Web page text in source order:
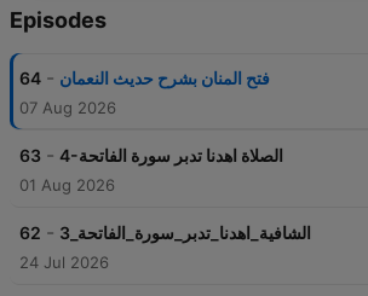
Episodes
64 - فتح المنان بشرح حديث النعمان
07 Aug 2026
63 - 4-الصلاة اهدنا تدبر سورة الفاتحة
01 Aug 2026
62 - 3_الشافية_اهدنا_تدبر_سورة_الفاتحة
24 Jul 2026